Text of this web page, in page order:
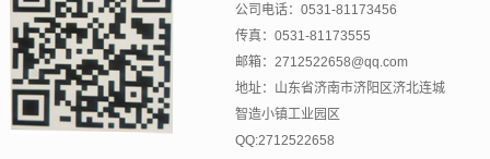
公司电话：0531-81173456
传真：0531-81173555
邮箱：2712522658@qq.com
地址：山东省济南市济阳区济北连城
智造小镇工业园区
QQ:2712522658